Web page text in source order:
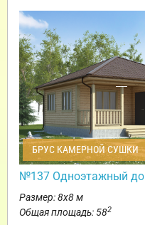
БРУС КАМЕРНОЙ СУШКИ
№137 Одноэтажный
Размер: 8х8 м
Общая площадь: 582